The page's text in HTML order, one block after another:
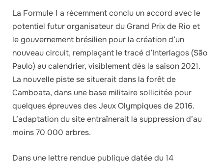
La Formule 1 a récemment conclu un accord avec le
potentiel futur organisateur du Grand Prix de Rio et
le gouvernement brésilien pour la création d’un
nouveau circuit, remplaçant le tracé d’Interlagos (São
Paulo) au calendrier, visiblement dès la saison 2021.
La nouvelle piste se situerait dans la forêt de
Camboata, dans une base militaire sollicitée pour
quelques épreuves des Jeux Olympiques de 2016.
L’adaptation du site entraînerait la suppression d’au
moins 70 000 arbres.
Dans une lettre rendue publique datée du 14